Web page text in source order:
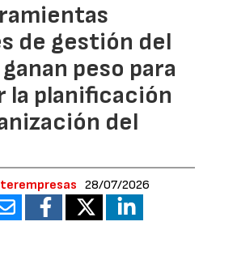
de gestión del
peso para
la planificación
del
28/07/2026